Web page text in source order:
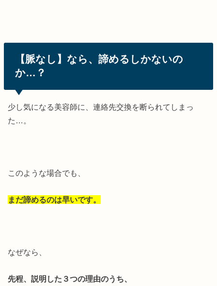
【脈なし】なら、諦めるしかないの
か…？
少し気になる美容師に、連絡先交換を断られてしまっ
た…。
このような場合でも、
まだ諦めるのは早いです。
なぜなら、
先程、説明した３つの理由のうち、